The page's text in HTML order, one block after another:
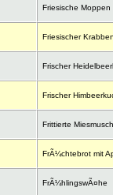
Friesische Moppen
Friesischer
Frischer
Frischer
Frittierte
FrÃ¼chtebrot mit
FrÃ¼hlingswÃ¤he